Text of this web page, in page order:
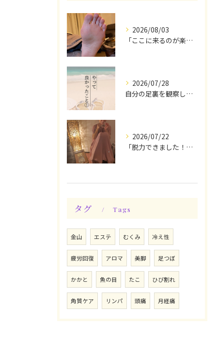
2026/08/03
「ここに来るのが楽しみです♪」と、言っていただけます◎
2026/07/28
自分の足裏を観察してみる！やって良かったぁ〜♪
2026/07/22
「脱力できました！」今日は私の時間♪全身メンテナンスデー☆
タグ Tags
金山 エステ むくみ 冷え性
疲労回復 アロマ 美脚 足つぼ
かかと 魚の目 たこ ひび割れ
角質ケア リンパ 頭痛 月経痛